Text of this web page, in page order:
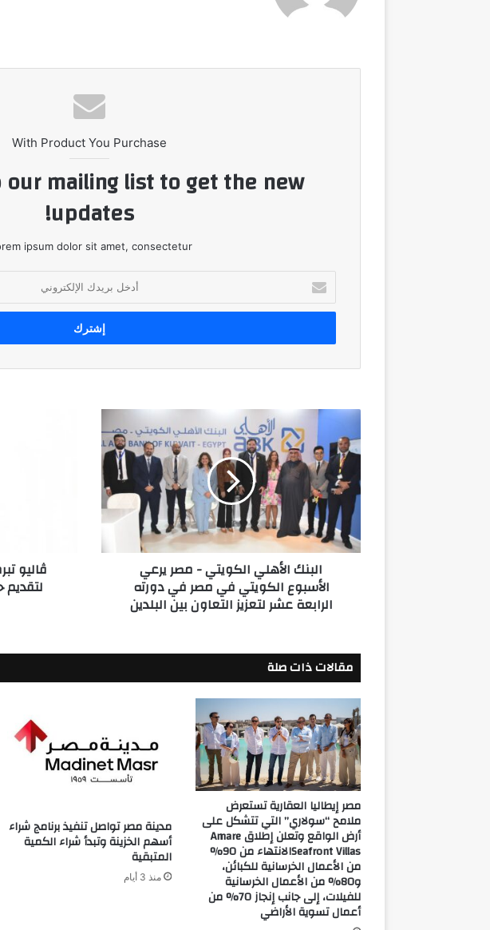
With Product You Purchase
mailing list to get the new
updates!
ipsum dolor sit amet, consectetur.
بريدك
الإلكتروني
البنك
الأهلي
الكويتي
مصر
يرعي
الأسبوع
الكويتي
في
لتعزيز
التعاون
بين
البلدين
البنك الأهلي الكويتي - مصر يرعي
الأسبوع الكويتي في مصر في دورته
الرابعة عشر لتعزيز التعاون بين البلدين
ڤاليو
مقالات ذات صلة
مصر إيطاليا العقارية تستعرض
ملامح “سولاري” التي تتشكل على
أرض الواقع وتعلن إطلاق Amare
Seafront Villasالانتهاء من 90%
من الأعمال الخرسانية للكبائن،
و80% من الأعمال الخرسانية
للفيلات، إلى جانب إنجاز 70% من
أعمال تسوية الأراضي
مدينة مصر تواصل تنفيذ برنامج شراء
أسهم الخزينة وتبدأ شراء الكمية
المتبقية
منذ 3 أيام